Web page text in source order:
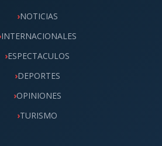
NOTICIAS
INTERNACIONALES
ESPECTACULOS
DEPORTES
OPINIONES
TURISMO